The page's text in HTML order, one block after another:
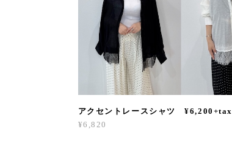
アクセントレースシャツ ¥6,200+tax
¥6,820